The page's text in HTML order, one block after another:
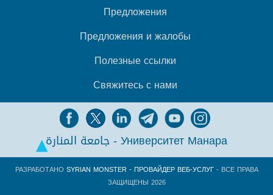
Предложения
Предложения и жалобы
Полезные ссылки
Свяжитесь с нами
جامعة المنارة - Университет Манара
РАЗРАБОТАНО SYRIAN MONSTER - ПРОВАЙДЕР ВЕБ-УСЛУГ- ВСЕ ПРАВА
ЗАЩИЩЕНЫ 2026